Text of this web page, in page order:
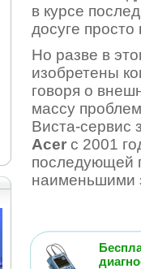
в курсе
досуге просто
Но разве в
изобретены
говоря о
массу
Виста-сервис
Acerс 2001
последующей
наименьшими